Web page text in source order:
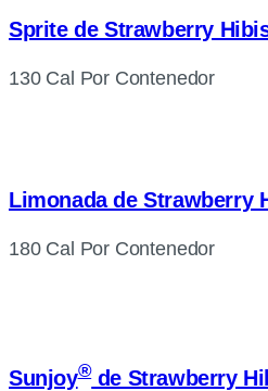
Sprite de Strawberry
130 Cal Por Contenedor
Limonada de Strawberry
180 Cal Por Contenedor
Sunjoy®de Strawberry